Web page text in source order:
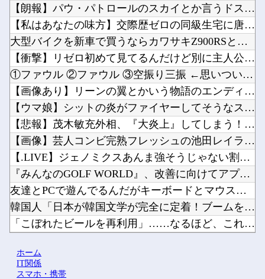
【朗報】パウ・パトロールのスカイとか言うドスケベ雌犬?ｗｗｗ...
【私はあなたの味方】交際歴ゼロの同級生宅に唐揚げや文庫本を2...
大型バイクを新車で買うならカワサキZ900RSとホンダCB1...
【衝撃】リゼロ初めて見てるんだけど別に主人公うざくなくね？？...
①ファウル ②ファウル ③空振り三振 ←思いついた選手他
【画像あり】リーンの翼とかいう物語のエンディングが富野作品の...
【ウマ娘】シットの炎がファイヤーしてそうなスティルインラブ（...
【悲報】茂木敏充外相、『大炎上』してしまう！！！！！！！他
【画像】芸人コンビ完熟フレッシュの池田レイラ(21)さん、や...
【.LIVE】ジェノミクスあんま強そうじゃない割に高そうとい...
『みんなのGOLF WORLD』、改善に向けてアプデ計画公表...
友達とPCで遊んでるんだがキーボードとマウス使った方がいいゲ...
韓国人「日本が韓国文学が完全に定着！ブームを超えて一つのジャ...
「こぼれたビールを再利用」……なるほど、これがKビールってヤ...
【にじさんじ】りかしぃ悲鳴が迫真すぎる他
ホーム
IT関係
スマホ・携帯